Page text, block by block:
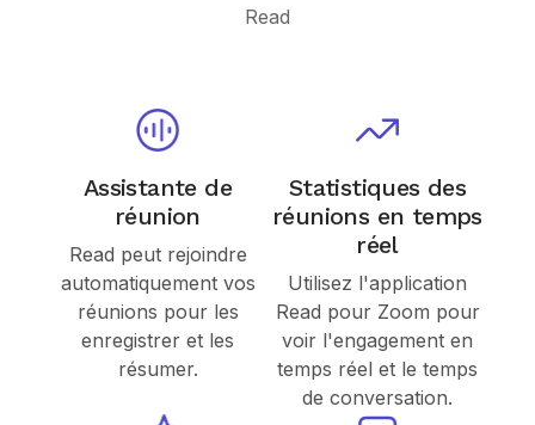
Read
Assistante de
réunion
Read peut rejoindre
automatiquement vos
réunions pour les
enregistrer et les
résumer.
Statistiques des
réunions en temps
réel
Utilisez l'application
Read pour Zoom pour
voir l'engagement en
temps réel et le temps
de conversation.